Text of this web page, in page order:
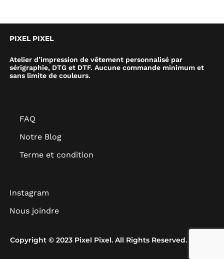
PIXEL PIXEL
Atelier d’impression de vêtement personnalisé par
sérigraphie, DTG et DTF. Aucune commande minimum et
sans limite de couleurs.
FAQ
Notre Blog
Terme et condition
Instagram
Nous joindre
Copyright © 2023 Pixel Pixel. All Rights Reserved.